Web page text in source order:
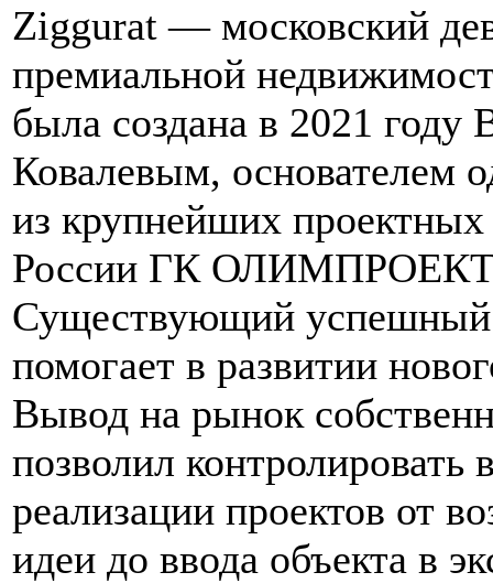
Ziggurat — московский
премиальной
была создана в 2021 году
Ковалевым, основателем
из крупнейших проектных
России ГК
Существующий успешный
помогает в развитии
Вывод на рынок
позволил контролировать
реализации проектов от
идеи до ввода объекта в